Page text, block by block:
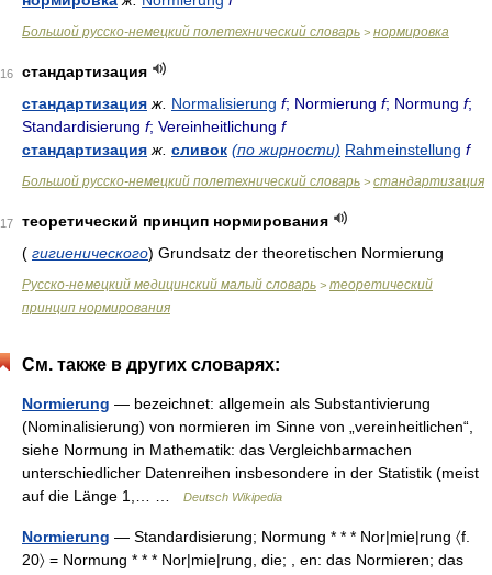
Большой русско-немецкий полетехнический словарь > нормировка
16
стандартизация
стандартизация ж. Normalisierung f; Normierung f; Normung f;
Standardisierung f; Vereinheitlichung f
стандартизация ж. сливок (по жирности) Rahmeinstellung f
Большой русско-немецкий полетехнический словарь > стандартизация
17
теоретический принцип нормирования
( гигиенического) Grundsatz der theoretischen Normierung
Руccко-немецкий медицинский малый словарь > теоретический
принцип нормирования
См. также в других словарях:
Normierung — bezeichnet: allgemein als Substantivierung
(Nominalisierung) von normieren im Sinne von „vereinheitlichen“,
siehe Normung in Mathematik: das Vergleichbarmachen
unterschiedlicher Datenreihen insbesondere in der Statistik (meist
auf die Länge 1,… …
Deutsch Wikipedia
Normierung — Standardisierung; Normung * * * Nor|mie|rung 〈f.
20〉 = Normung * * * Nor|mie|rung, die; , en: das Normieren; das